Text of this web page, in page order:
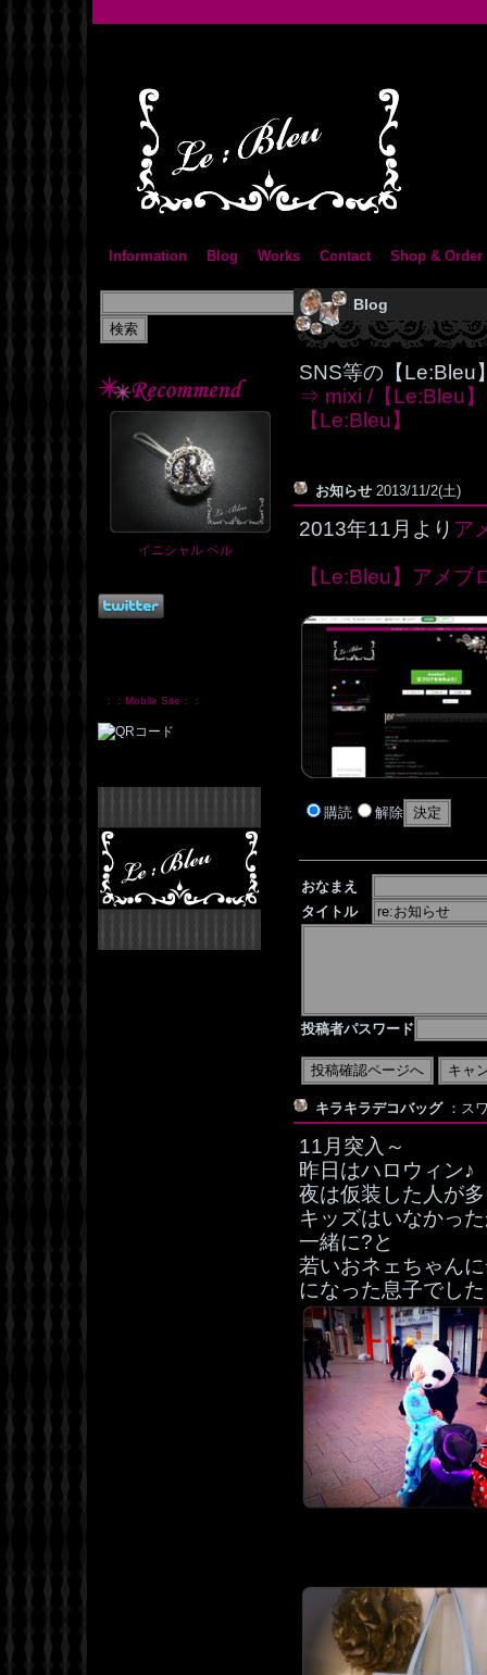
Information Blog Works Contact Shop & Order
イニシャル ベル
：：Mobile Site：：
Blog
SNS等の【Le:Bleu
⇒ mixi /【Le:Bleu】
【Le:Bleu】
お知らせ 2013/11/2(土)
2013年11月より ア
【Le:Bleu】アメブ
購読 解除
おなまえ
タイトル
投稿者パスワード
キラキラデコバッグ ：ス
11月突入～
昨日はハロウィン♪
夜は仮装した人が
キッズはいなかっ
一緒に?と
若いおネェちゃん
になった息子でし